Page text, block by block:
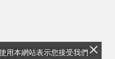
用本網站表示您接受我們